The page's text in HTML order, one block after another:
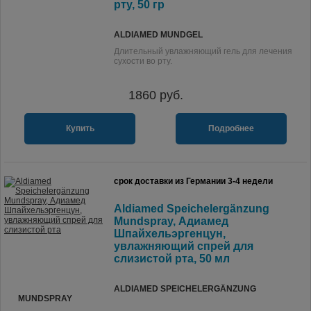
рту, 50 гр
ALDIAMED MUNDGEL
Длительный увлажняющий гель для лечения
сухости во рту.
1860руб.
Купить Подробнее
срок доставки из Германии 3-4 недели
Aldiamed Speichelergänzung
Mundspray, Адиамед
Шпайхельэргенцун,
увлажняющий спрей для
слизистой рта, 50 мл
ALDIAMED SPEICHELERGÄNZUNG
MUNDSPRAY